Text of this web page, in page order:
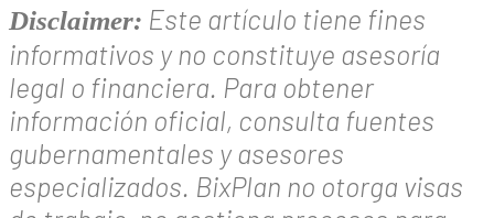
Disclaimer: Este artículo tiene fines
informativos y no constituye asesoría
legal o financiera. Para obtener
información oficial, consulta fuentes
gubernamentales y asesores
especializados. BixPlan no otorga visas